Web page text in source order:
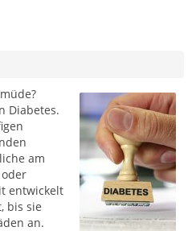
Diabetes.
am
entwickelt
bis sie
an.